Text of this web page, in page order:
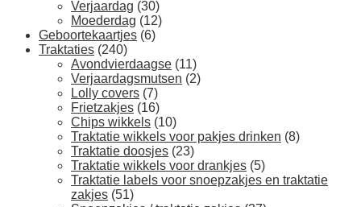
Verjaardag (30)
Moederdag (12)
Geboortekaartjes (6)
Traktaties (240)
Avondvierdaagse (11)
Verjaardagsmutsen (2)
Lolly covers (7)
Frietzakjes (16)
Chips wikkels (10)
Traktatie wikkels voor pakjes drinken (8)
Traktatie doosjes (23)
Traktatie wikkels voor drankjes (5)
Traktatie labels voor snoepzakjes en traktatie
zakjes (51)